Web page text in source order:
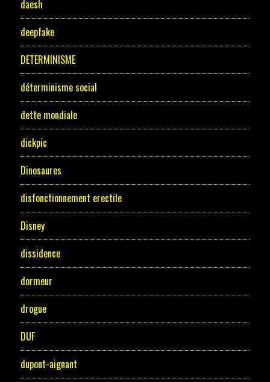
daesh
deepfake
DETERMINISME
déterminisme social
dette mondiale
dickpic
Dinosaures
disfonctionnement erectile
Disney
dissidence
dormeur
drogue
DUF
dupont-aignant